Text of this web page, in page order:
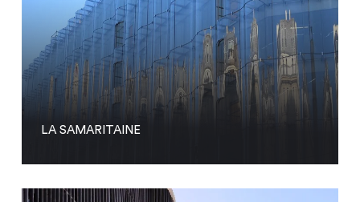
LA SAMARITAINE